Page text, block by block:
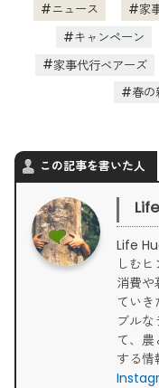
ニュース 家
キャンペーン
家事代行ベアーズ
春
この記事を書いた人
Life
しむ
消費や
てい
ブル
て、
する情